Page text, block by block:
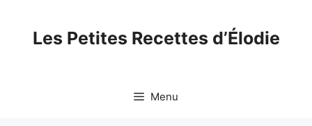
contentLes Petites Recettes d’Élodie
Menu